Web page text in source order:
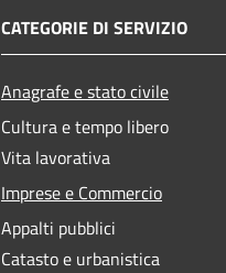
CATEGORIE DI SERVIZIO
Anagrafe e stato civile
Cultura e tempo libero
Vita lavorativa
Imprese e Commercio
Appalti pubblici
Catasto e urbanistica